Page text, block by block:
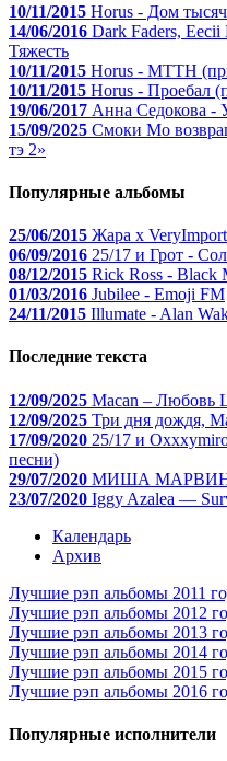
10/11/2015 Horus - Дом
14/06/2016 Dark Faders,
Тяжесть
10/11/2015 Horus - МТТН
10/11/2015 Horus - Проебал
19/06/2017 Анна Седокова -
15/09/2025 Смоки Мо
тэ 2»
Популярные альбомы
25/06/2015 Жара x
06/09/2016 25/17 и Грот -
08/12/2015 Rick Ross - Black
01/03/2016 Jubilee - Emoji FM
24/11/2015 Illumate - Alan
Последние текста
12/09/2025 Macan – Любовь
12/09/2025 Три дня дождя,
17/09/2020 25/17 и
песни)
29/07/2020 МИША МАРВИН
23/07/2020 Iggy Azalea —
Календарь
Архив
Лучшие рэп альбомы 2011
Лучшие рэп альбомы 2012
Лучшие рэп альбомы 2013
Лучшие рэп альбомы 2014
Лучшие рэп альбомы 2015
Лучшие рэп альбомы 2016
Популярные исполнители